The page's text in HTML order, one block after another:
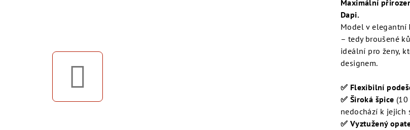
z
5
hvězdiček.
Maximální
Dapi.
Model v elegantní
– tedy broušené
ideální pro ženy,
designem.
✅ Flexibilní
✅ Široká špice
nedochází k jejich
✅ Vyztužený